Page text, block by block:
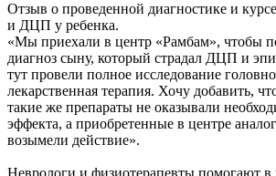
Отзыв о проведенной диагностике и
и ДЦП у ребенка.
«Мы приехали в центр «Рамбам», чтобы
диагноз сыну, который страдал ДЦП и
тут провели полное исследование
лекарственная терапия. Хочу добавить,
такие же препараты не оказывали
эффекта, а приобретенные в центре
возымели действие».